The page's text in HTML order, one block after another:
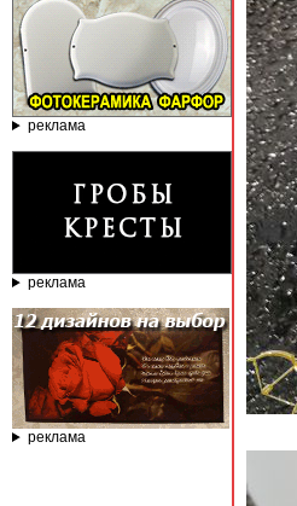
реклама
реклама
реклама